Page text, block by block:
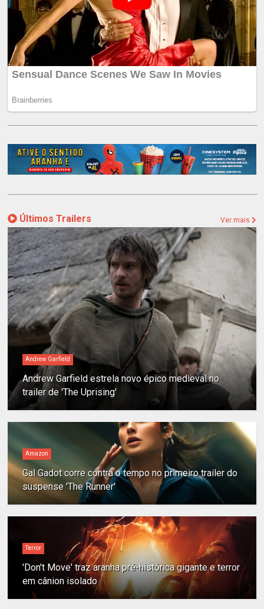
Últimos Trailers Ver mais
Andrew Garfield
Andrew Garfield estrela novo épico medieval no
trailer de 'The Uprising'
Amazon
Gal Gadot corre contra o tempo no primeiro trailer do
suspense 'The Runner'
Terror
'Don't Move' traz aranha pré-histórica gigante e terror
em cânion isolado